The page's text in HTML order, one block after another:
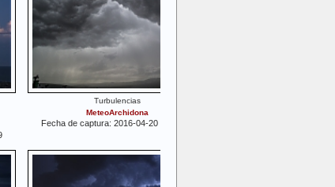
Turbulencias
MeteoArchidona
Fecha de captura: 2016-04-20 15:40:31